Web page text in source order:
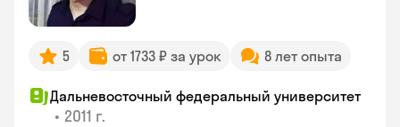
5 от 1733 ₽ за урок 8 лет опыта
Дальневосточный федеральный университет
• 2011 г.